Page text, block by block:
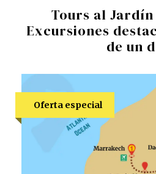
Tours al
Excursiones
de un
Oferta especial